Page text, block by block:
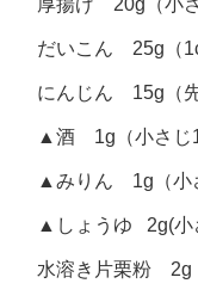
厚揚げ 20g（小さ
だいこん 25g（
にんじん 15g（先
▲酒 1g（小さじ
▲みりん 1g（小
▲しょうゆ 2g(小
水溶き片栗粉 2g